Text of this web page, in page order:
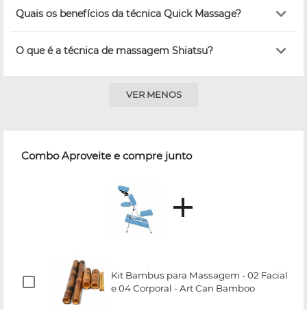
Quais os benefícios da técnica Quick Massage?
O que é a técnica de massagem Shiatsu?
VER MENOS
Combo Aproveite e compre junto
Kit Bambus para Massagem - 02 Facial
e 04 Corporal - Art Can Bamboo